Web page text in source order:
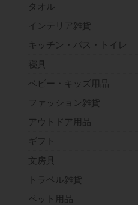
タオル
インテリア雑貨
キッチン・バス・トイレ
寝具
ベビー・キッズ用品
ファッション雑貨
アウトドア用品
ギフト
文房具
トラベル雑貨
ペット用品